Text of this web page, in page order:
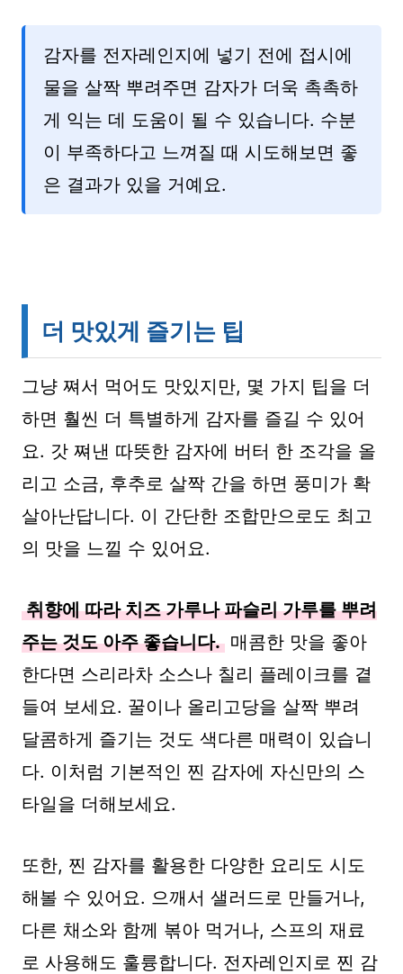
감자를 전자레인지에 넣기 전에 접시에
물을 살짝 뿌려주면 감자가 더욱 촉촉하
게 익는 데 도움이 될 수 있습니다. 수분
이 부족하다고 느껴질 때 시도해보면 좋
은 결과가 있을 거예요.
더 맛있게 즐기는 팁
그냥 쪄서 먹어도 맛있지만, 몇 가지 팁을 더
하면 훨씬 더 특별하게 감자를 즐길 수 있어
요. 갓 쪄낸 따뜻한 감자에 버터 한 조각을 올
리고 소금, 후추로 살짝 간을 하면 풍미가 확
살아난답니다. 이 간단한 조합만으로도 최고
의 맛을 느낄 수 있어요.
취향에 따라 치즈 가루나 파슬리 가루를 뿌려
주는 것도 아주 좋습니다. 매콤한 맛을 좋아
한다면 스리라차 소스나 칠리 플레이크를 곁
들여 보세요. 꿀이나 올리고당을 살짝 뿌려
달콤하게 즐기는 것도 색다른 매력이 있습니
다. 이처럼 기본적인 찐 감자에 자신만의 스
타일을 더해보세요.
또한, 찐 감자를 활용한 다양한 요리도 시도
해볼 수 있어요. 으깨서 샐러드로 만들거나,
다른 채소와 함께 볶아 먹거나, 스프의 재료
로 사용해도 훌륭합니다. 전자레인지로 찐 감